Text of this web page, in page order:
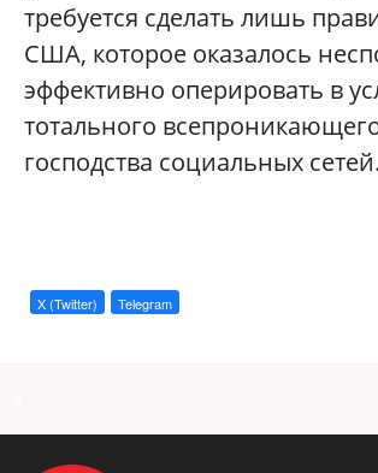
требуется сделать лишь
США, которое оказалось
эффективно оперировать в
тотального
господства социальных сетей.
X (Twitter) Telegram